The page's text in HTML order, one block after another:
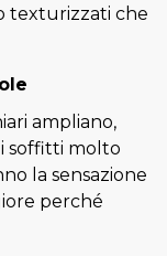
texturizzati che
ampliano,
soffitti molto
la sensazione
perché